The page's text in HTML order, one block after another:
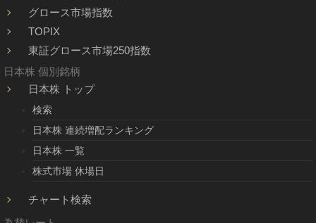
グロース市場指数
TOPIX
東証グロース市場250指数
日本株 個別銘柄
日本株 トップ
検索
日本株 連続増配ランキング
日本株 一覧
株式市場 休場日
チャート検索